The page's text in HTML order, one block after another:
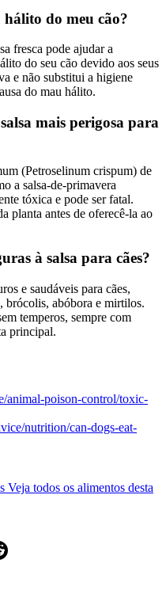
do meu cão?
fresca pode ajudar a
do seu cão devido aos seus
e não substitui a higiene
do mau hálito.
mais perigosa para
(Petroselinum crispum) de
a salsa-de-primavera
tóxica e pode ser fatal.
planta antes de oferecê-la ao
à salsa para cães?
e saudáveis para cães,
brócolis, abóbora e mirtilos.
temperos, sempre com
principal.
animal-poison-control/toxic-
nutrition/can-dogs-eat-
Veja todos os alimentos desta